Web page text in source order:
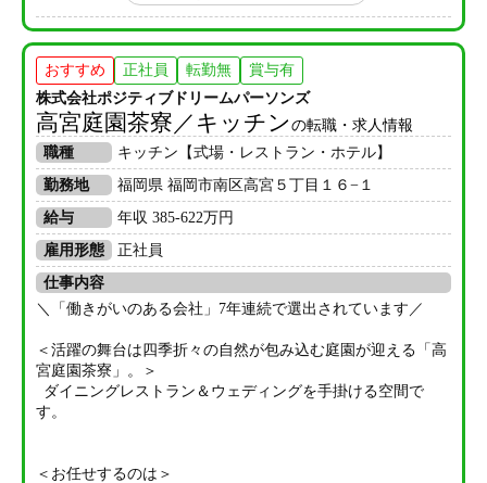
おすすめ 正社員 転勤無
賞与有
株式会社ポジティブドリームパーソンズ
高宮庭園茶寮／キッチン の転職・求人情報
職種
キッチン【式場・レストラン・ホテル】
勤務地
福岡県 福岡市南区高宮５丁目１６−１
給与
年収 385-622万円
雇用形態
正社員
仕事内容
＼「働きがいのある会社」7年連続で選出されています／
＜活躍の舞台は四季折々の自然が包み込む庭園が迎える「高
宮庭園茶寮」。＞
ダイニングレストラン＆ウェディングを手掛ける空間で
す。
＜お任せするのは＞